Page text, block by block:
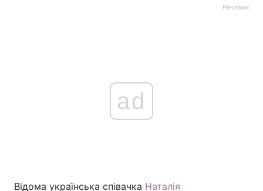
Реклама
ad
Відома українська співачка Наталія